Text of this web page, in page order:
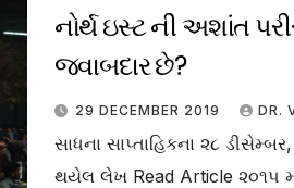
નોર્થ ઇસ્ટ ની અશાંત
જવાબદાર છે?
29 DECEMBER 2019 DR.
સાધના સાપ્તાહિકના ૨૮
થયેલ લેખ Read Article ૨૦૧૫ માં